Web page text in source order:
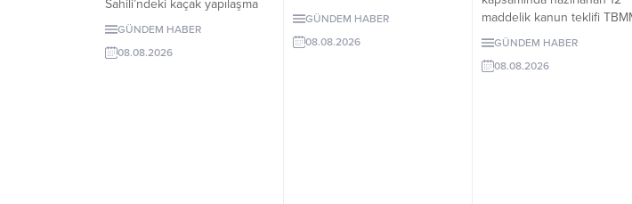
Sahili’ndeki kaçak yapılaşma
ve Çayıraltı Halk Plajı’ndaki
Bodrum Belediye Başkanı
GÜNDEM HABER
08.08.2026
Lisesi için dört yıl sonra hâlâ
Okulun ne zaman
GÜNDEM HABER
08.08.2026
maddelik kanun teklifi
Adalet Komisyonunda kabul
erteleme düzenlemeleri
GÜNDEM HABER
08.08.2026